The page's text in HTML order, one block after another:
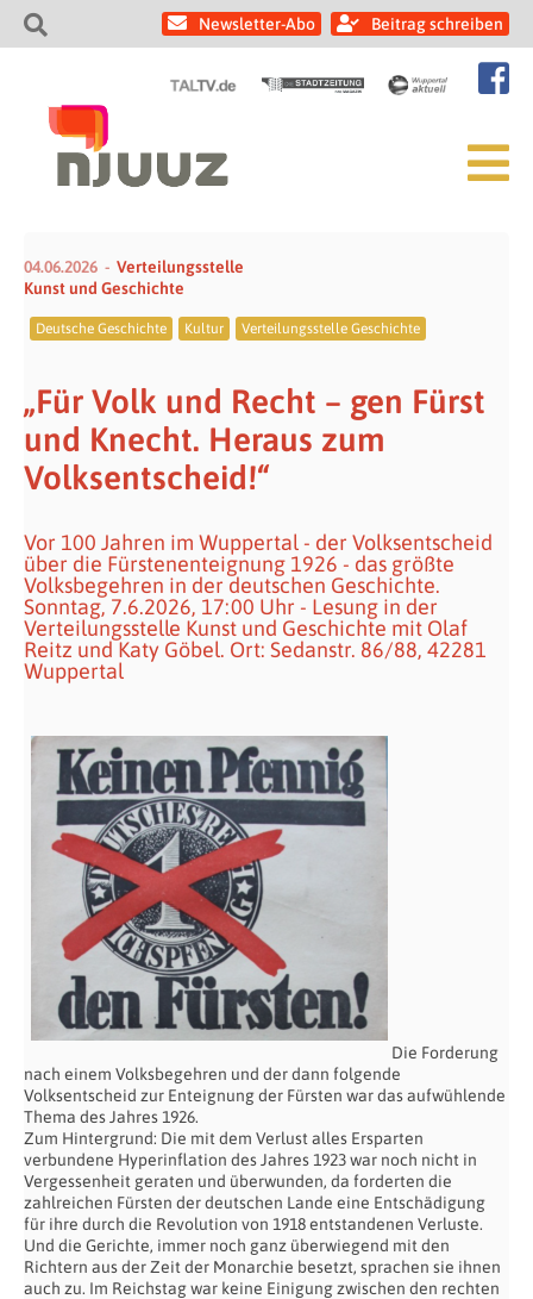
Newsletter-Abo Beitrag schreiben
04.06.2026
Verteilungsstelle
Kunst und Geschichte
Deutsche Geschichte Kultur Verteilungsstelle Geschichte
„Für Volk und Recht – gen Fürst
und Knecht. Heraus zum
Volksentscheid!“
Vor 100 Jahren im Wuppertal - der Volksentscheid
über die Fürstenenteignung 1926 - das größte
Volksbegehren in der deutschen Geschichte.
Sonntag, 7.6.2026, 17:00 Uhr - Lesung in der
Verteilungsstelle Kunst und Geschichte mit Olaf
Reitz und Katy Göbel. Ort: Sedanstr. 86/88, 42281
Wuppertal
Die Forderung
nach einem Volksbegehren und der dann folgende
Volksentscheid zur Enteignung der Fürsten war das aufwühlende
Thema des Jahres 1926.
Zum Hintergrund: Die mit dem Verlust alles Ersparten
verbundene Hyperinflation des Jahres 1923 war noch nicht in
Vergessenheit geraten und überwunden, da forderten die
zahlreichen Fürsten der deutschen Lande eine Entschädigung
für ihre durch die Revolution von 1918 entstandenen Verluste.
Und die Gerichte, immer noch ganz überwiegend mit den
Richtern aus der Zeit der Monarchie besetzt, sprachen sie ihnen
auch zu. Im Reichstag war keine Einigung zwischen den rechten